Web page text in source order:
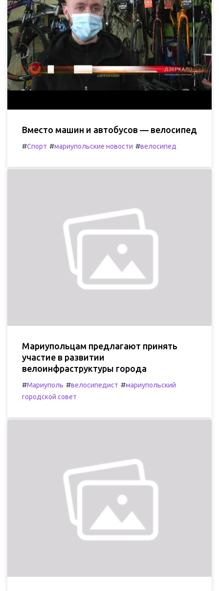
Вместо машин и автобусов — велосипед
#Спорт #мариупольские новости #велосипед
Мариупольцам предлагают принять
участие в развитии
велоинфраструктуры города
#Мариуполь #велосипедист #мариупольский
городской совет